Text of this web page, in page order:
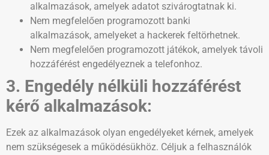
alkalmazások, amelyek adatot szivárogtatnak ki.
Nem megfelelően programozott banki
alkalmazások, amelyeket a hackerek feltörhetnek.
Nem megfelelően programozott játékok, amelyek távoli
hozzáférést engedélyeznek a telefonhoz.
3. Engedély nélküli hozzáférést
kérő alkalmazások:
Ezek az alkalmazások olyan engedélyeket kérnek, amelyek
nem szükségesek a működésükhöz. Céljuk a felhasználók